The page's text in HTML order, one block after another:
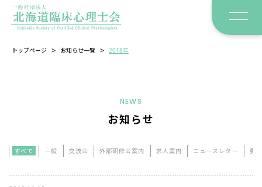
トップページ > お知らせ一覧 > 2018年
NEWS
お知らせ
すべて 一般 交流会 外部研修会案内 求人案内 ニュースレター 委